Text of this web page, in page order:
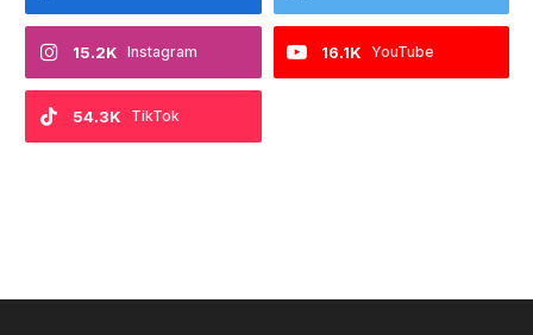
Instagram
15.2K YouTube
16.1K
TikTok
54.3K